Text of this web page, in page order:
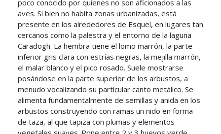
poco conocido por quienes no son aficionados a las
aves. Si bien no habita zonas urbanizadas, está
presente en los alrededores de Esquel, en lugares tan
cercanos como la palestra y el entorno de la laguna
Caradogh. La hembra tiene el lomo marrón, la parte
inferior gris clara con estrías negras, la mejilla marrón,
el malar blanco y el pico rosado. Suele mostrarse
posándose en la parte superior de los arbustos, a
menudo vocalizando su particular canto metálico. Se
alimenta fundamentalmente de semillas y anida en los
arbustos construyendo con ramas un nido en forma
de taza, al que tapiza con plumas y elementos